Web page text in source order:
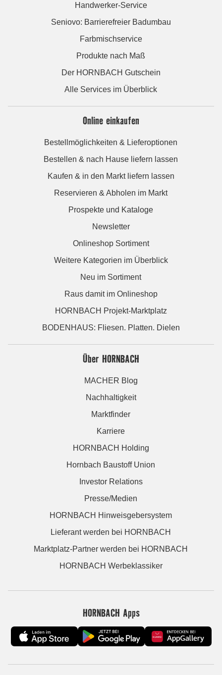
Handwerker-Service
Seniovo: Barrierefreier Badumbau
Farbmischservice
Produkte nach Maß
Der HORNBACH Gutschein
Alle Services im Überblick
Online einkaufen
Bestellmöglichkeiten & Lieferoptionen
Bestellen & nach Hause liefern lassen
Kaufen & in den Markt liefern lassen
Reservieren & Abholen im Markt
Prospekte und Kataloge
Newsletter
Onlineshop Sortiment
Weitere Kategorien im Überblick
Neu im Sortiment
Raus damit im Onlineshop
HORNBACH Projekt-Marktplatz
BODENHAUS: Fliesen. Platten. Dielen
Über HORNBACH
MACHER Blog
Nachhaltigkeit
Marktfinder
Karriere
HORNBACH Holding
Hornbach Baustoff Union
Investor Relations
Presse/Medien
HORNBACH Hinweisgebersystem
Lieferant werden bei HORNBACH
Marktplatz-Partner werden bei HORNBACH
HORNBACH Werbeklassiker
HORNBACH Apps